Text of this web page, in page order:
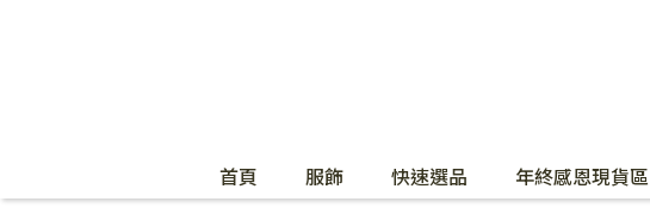
首頁 服飾 快速選品 年終感恩現貨區